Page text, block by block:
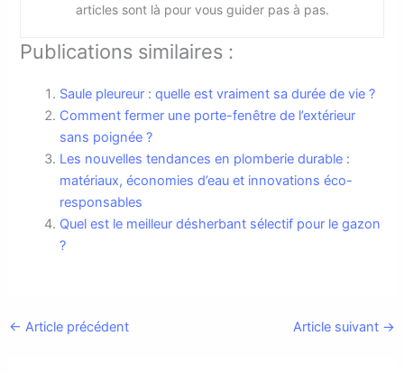
articles sont là pour vous guider pas à pas.
Publications similaires :
Saule pleureur : quelle est vraiment sa durée de vie ?
Comment fermer une porte-fenêtre de l’extérieur
sans poignée ?
Les nouvelles tendances en plomberie durable :
matériaux, économies d’eau et innovations éco-
responsables
Quel est le meilleur désherbant sélectif pour le gazon
?
← Article précédent Article suivant →